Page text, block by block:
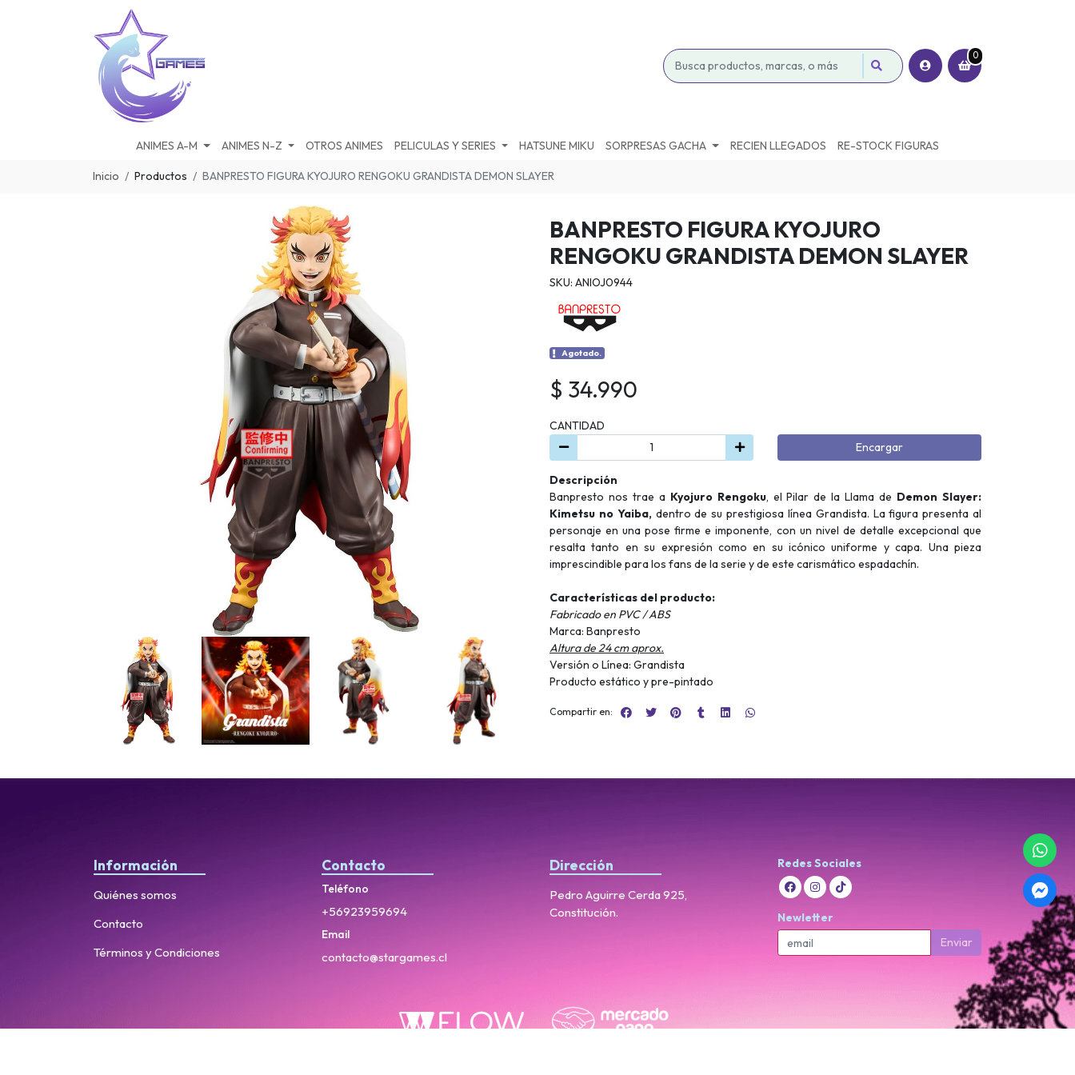
0
ANIMES A-M ANIMES N-Z OTROS ANIMES PELICULAS Y SERIES HATSUNE MIKU SORPRESAS GACHA RECIEN LLEGADOS RE-STOCK FIGURAS
Inicio Productos BANPRESTO FIGURA KYOJURO RENGOKU GRANDISTA DEMON SLAYER
BANPRESTO FIGURA KYOJURO
RENGOKU GRANDISTA DEMON SLAYER
SKU: ANIOJ0944
Agotado.
$ 34.990
CANTIDAD
Encargar
Descripción
Banpresto nos trae a Kyojuro Rengoku, el Pilar de la Llama de Demon Slayer:
Kimetsu no Yaiba,dentro de su prestigiosa línea Grandista. La figura presenta al
personaje en una pose firme e imponente, con un nivel de detalle excepcional que
resalta tanto en su expresión como en su icónico uniforme y capa. Una pieza
imprescindible para los fans de la serie y de este carismático espadachín.
Características del producto:
Fabricado en PVC / ABS
Marca: Banpresto
Altura de 24 cm aprox.
Versión o Línea: Grandista
Producto estático y pre-pintado
Compartir en:
Información
Quiénes somos
Contacto
Términos y Condiciones
Contacto
Teléfono
+56923959694
Email
contacto@stargames.cl
Dirección
Pedro Aguirre Cerda 925,
Constitución.
Redes Sociales
Newletter
Enviar